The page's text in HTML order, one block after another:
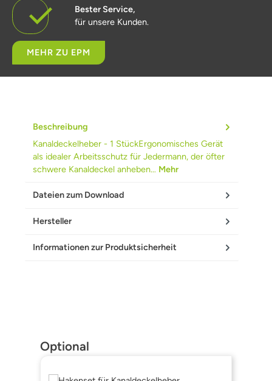
Bester Service,
für unsere Kunden.
MEHR ZU EPM
Beschreibung
Kanaldeckelheber - 1 StückErgonomisches Gerät
als idealer Arbeitsschutz für Jedermann, der öfter
schwere Kanaldeckel anheben… Mehr
Dateien zum Download
Hersteller
Informationen zur Produktsicherheit
Produktgalerie überspringen
Optional